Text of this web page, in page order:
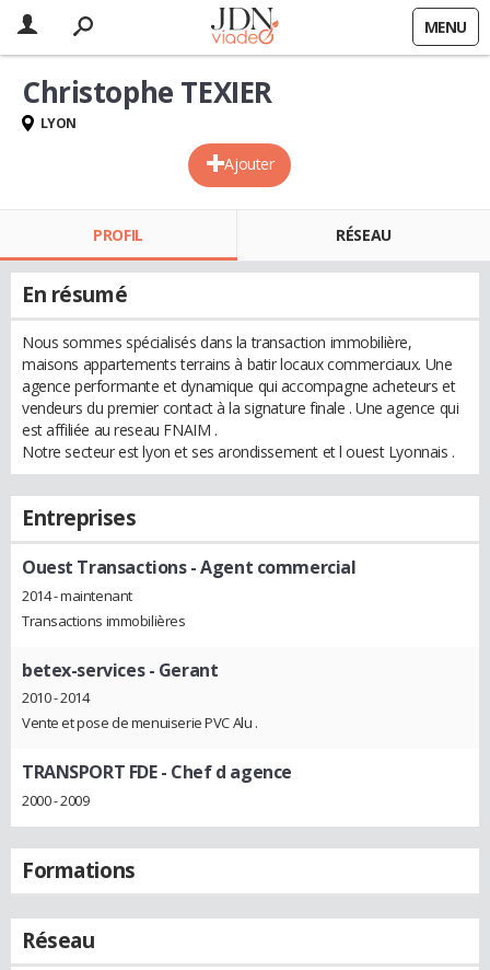
MENU
Ajouter
Christophe TEXIER
LYON
PROFIL RÉSEAU
En résumé
Nous sommes spécialisés dans la transaction immobilière,
maisons appartements terrains à batir locaux commerciaux. Une
agence performante et dynamique qui accompagne acheteurs et
vendeurs du premier contact à la signature finale . Une agence qui
est affiliée au reseau FNAIM .
Notre secteur est lyon et ses arondissement et l ouest Lyonnais .
Entreprises
Ouest Transactions- Agent commercial
2014 - maintenant
Transactions immobilières
betex-services- Gerant
2010 - 2014
Vente et pose de menuiserie PVC Alu .
TRANSPORT FDE- Chef d agence
2000 - 2009
Formations
Réseau